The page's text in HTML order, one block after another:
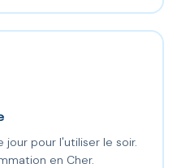
pour l'utiliser le soir.
en Cher.